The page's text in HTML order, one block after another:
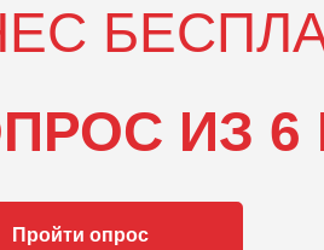
ИЗ
Пройти опрос